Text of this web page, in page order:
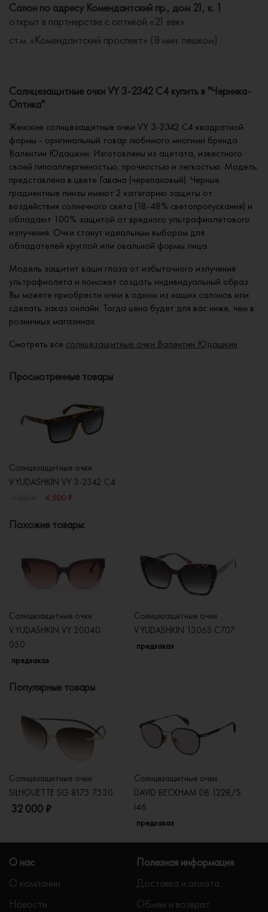
Салон по адресу Комендантский пр., дом 21, к. 1
открыт в партнерстве с оптикой «21 век»
ст.м. «Комендантский проспект» (8 мин. пешком)
Солнцезащитные очки VY 3-2342 C4 купить в "Черника-
Оптика"
Женские солнцезащитные очки VY 3-2342 C4 квадратной
формы - оригинальный товар любимого многими бренда
Валентин Юдашкин. Изготовлены из ацетата, известного
своей гипоаллергенностью, прочностью и легкостью. Модель
представлена в цвете Гавана (черепаховый). Черные
градиентные линзы имеют 2 категорию защиты от
воздействия солнечного света (18-48% светопропускания) и
обладают 100% защитой от вредного ультрафиолетового
излучения. Очки станут идеальным выбором для
обладателей круглой или овальной формы лица.
Модель защитит ваши глаза от избыточного излучения
ультрафиолета и поможет создать индивидуальный образ.
Вы можете приобрести очки в одном из наших салонов или
сделать заказ онлайн. Тогда цена будет для вас ниже, чем в
розничных магазинах.
Смотреть все солнцезащитные очки Валентин Юдашкин
Просмотренные товары
Солнцезащитные очки
V.YUDASHKIN VY 3-2342 C4
4 500 ₽
Похожие товары:
Солнцезащитные очки
V.YUDASHKIN VY 20040
050
предзаказ
Солнцезащитные очки
V.YUDASHKIN 1306S C707
предзаказ
Популярные товары
Солнцезащитные очки
SILHOUETTE SG 8175 7530
32 000 ₽
Солнцезащитные очки
DAVID BECKHAM DB 1228/S
I46
предзаказ
О нас
О компании
Новости
Полезная информация
Доставка и оплата
Обмен и возврат